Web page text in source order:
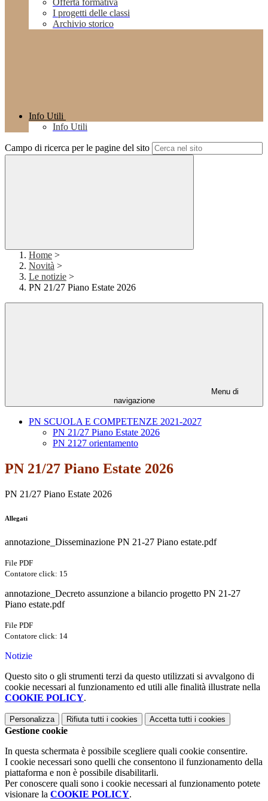
Offerta formativa
I progetti delle classi
Archivio storico
Info Utili
Info Utili
Campo di ricerca per le pagine del sito
Home >
Novità >
Le notizie >
PN 21/27 Piano Estate 2026
Menu di
navigazione
PN SCUOLA E COMPETENZE 2021-2027
PN 21/27 Piano Estate 2026
PN 2127 orientamento
PN 21/27 Piano Estate 2026
PN 21/27 Piano Estate 2026
Allegati
annotazione_Disseminazione PN 21-27 Piano estate.pdf
File PDF
Contatore click: 15
annotazione_Decreto assunzione a bilancio progetto PN 21-27
Piano estate.pdf
File PDF
Contatore click: 14
Notizie
Questo sito o gli strumenti terzi da questo utilizzati si avvalgono di
cookie necessari al funzionamento ed utili alle finalità illustrate nella
COOKIE POLICY.
Personalizza Rifiuta tutti i cookies Accetta tutti i cookies
Gestione cookie
In questa schermata è possibile scegliere quali cookie consentire.
I cookie necessari sono quelli che consentono il funzionamento della
piattaforma e non è possibile disabilitarli.
Per conoscere quali sono i cookie necessari al funzionamento potete
visionare la COOKIE POLICY.